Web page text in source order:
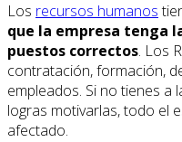
Los recursos humanos
que la empresa tenga
puestos correctos. Los
contratación, formación,
empleados. Si no tienes
logras motivarlas, todo el
afectado.